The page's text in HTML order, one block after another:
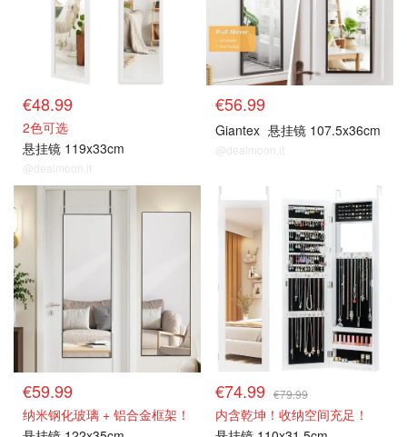
€48.99
2色可选
悬挂镜 119x33cm
@dealmoon.it
€56.99
Giantex 悬挂镜 107.5x36cm
@dealmoon.it
€59.99
纳米钢化玻璃 + 铝合金框架！
€74.99 €79.99
内含乾坤！收纳空间充足！